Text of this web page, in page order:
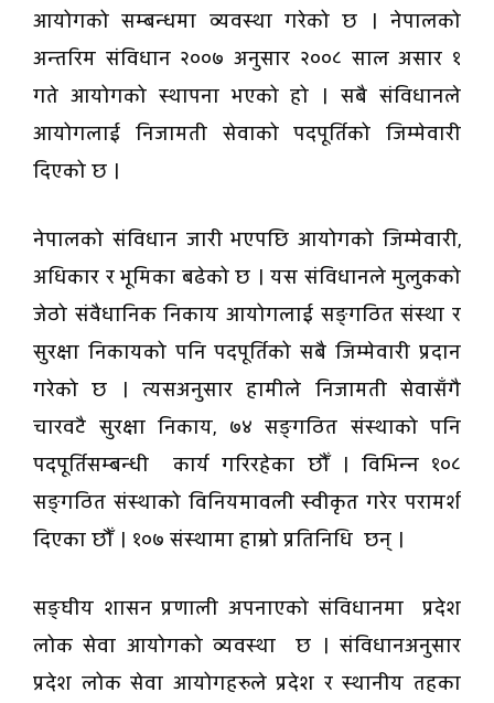
आयोगको सम्बन्धमा व्यवस्था गरेको छ । नेपालको
अन्तरिम संविधान २००७ अनुसार २००८ साल असार १
गते आयोगको स्थापना भएको हो । सबै संविधानले
आयोगलाई निजामती सेवाको पदपूर्तिको जिम्मेवारी
दिएको छ ।
नेपालको संविधान जारी भएपछि आयोगको जिम्मेवारी,
अधिकार र भूमिका बढेको छ । यस संविधानले मुलुकको
जेठो संवैधानिक निकाय आयोगलाई सङ्गठित संस्था र
सुरक्षा निकायको पनि पदपूर्तिको सबै जिम्मेवारी प्रदान
गरेको छ । त्यसअनुसार हामीले निजामती सेवासँगै
चारवटै सुरक्षा निकाय, ७४ सङ्गठित संस्थाको पनि
पदपूर्तिसम्बन्धी कार्य गरिरहेका छौँ । विभिन्न १०८
सङ्गठित संस्थाको विनियमावली स्वीकृत गरेर परामर्श
दिएका छौँ । १०७ संस्थामा हाम्रो प्रतिनिधि छन् ।
सङ्घीय शासन प्रणाली अपनाएको संविधानमा प्रदेश
लोक सेवा आयोगको व्यवस्था छ । संविधानअनुसार
प्रदेश लोक सेवा आयोगहरुले प्रदेश र स्थानीय तहका